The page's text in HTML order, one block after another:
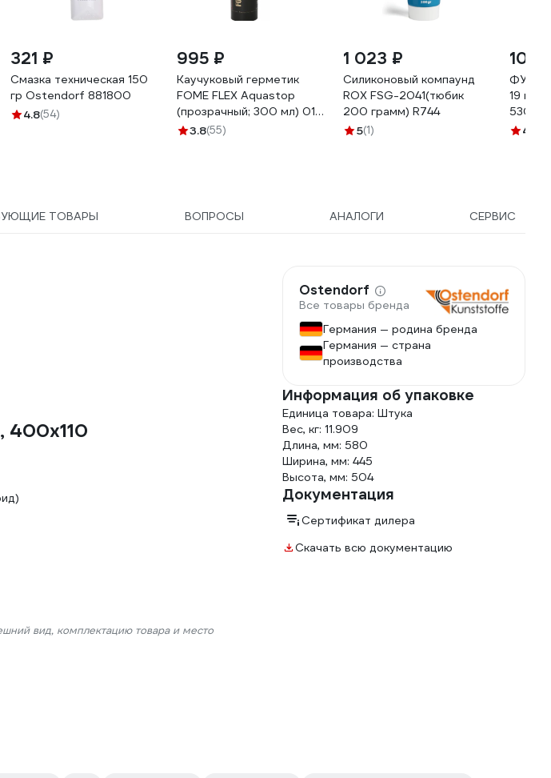
321 ₽
Смазка техническая 150
гр Ostendorf 881800
4.8(54)
995 ₽
Каучуковый герметик
FOME FLEX Aquastop
(прозрачный; 300 мл) 01-
4-2-009
3.8(55)
1 023 ₽
Силиконовый компаунд
ROX FSG-2041(тюбик
200 грамм) R744
5(1)
109
ФУМ
19 мм
4.8
ТОВАРЫ ВОПРОСЫ АНАЛОГИ СЕРВИС
400х110
вид, комплектацию товара и место
Ostendorf
Все товары бренда
Германия — родина бренда
Германия — страна
производства
Информация об упаковке
Единица товара: Штука
Вес, кг: 11.909
Длина, мм: 580
Ширина, мм: 445
Высота, мм: 504
Документация
Сертификат дилера
Скачать всю документацию